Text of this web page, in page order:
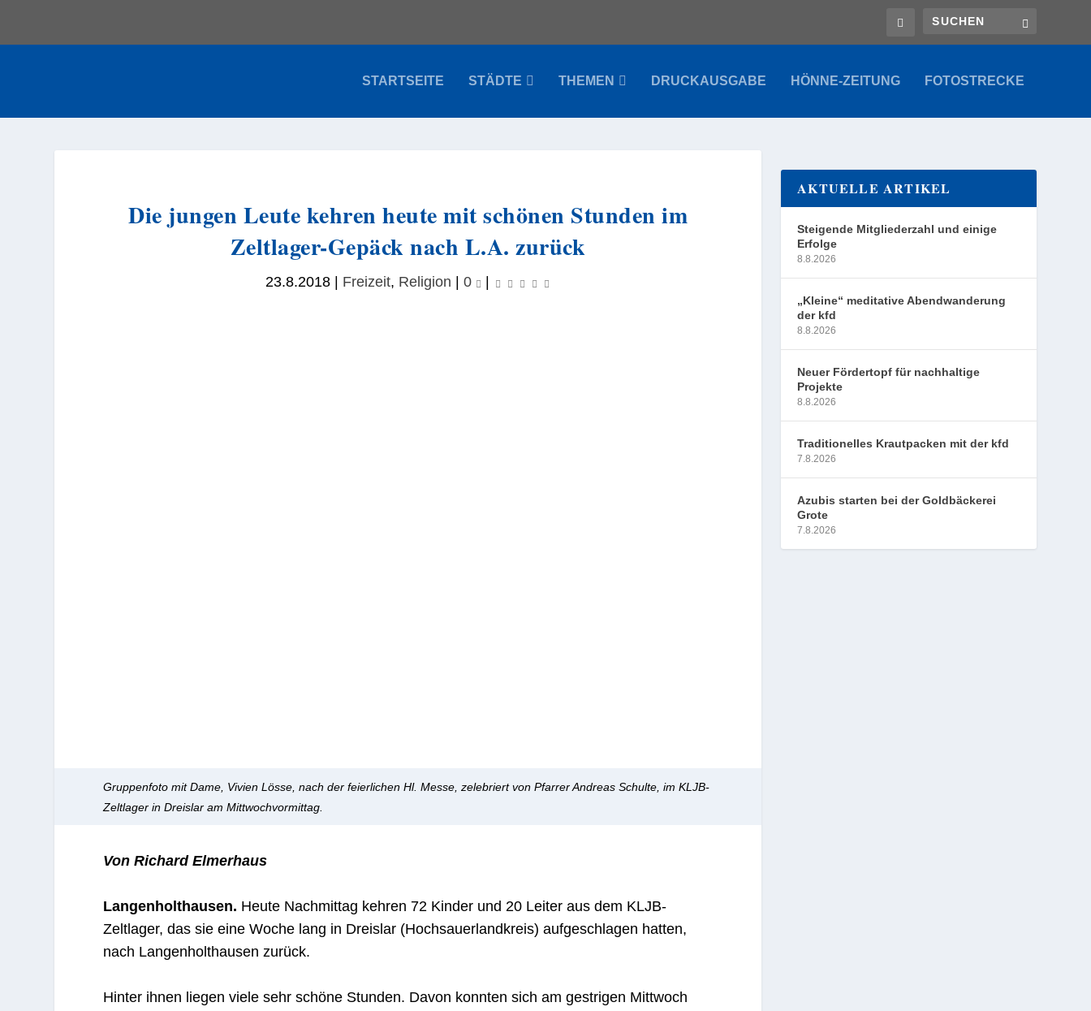
STARTSEITE STÄDTE THEMEN DRUCKAUSGABE HÖNNE-ZEITUNG FOTOSTRECKE
Die jungen Leute kehren heute mit schönen Stunden im
Zeltlager-Gepäck nach L.A. zurück
23.8.2018 Freizeit, Religion |0
Gruppenfoto mit Dame, Vivien Lösse, nach der feierlichen Hl. Messe, zelebriert von Pfarrer Andreas Schulte, im KLJB-
Zeltlager in Dreislar am Mittwochvormittag.
Von Richard Elmerhaus
Langenholthausen. Heute Nachmittag kehren 72 Kinder und 20 Leiter aus dem KLJB-
Zeltlager, das sie eine Woche lang in Dreislar (Hochsauerlandkreis) aufgeschlagen hatten,
nach Langenholthausen zurück.
Hinter ihnen liegen viele sehr schöne Stunden. Davon konnten sich am gestrigen Mittwoch
AKTUELLE ARTIKEL
Steigende Mitgliederzahl und einige
Erfolge
8.8.2026
„Kleine“ meditative Abendwanderung
der kfd
8.8.2026
Neuer Fördertopf für nachhaltige
Projekte
8.8.2026
Traditionelles Krautpacken mit der kfd
7.8.2026
Azubis starten bei der Goldbäckerei
Grote
7.8.2026